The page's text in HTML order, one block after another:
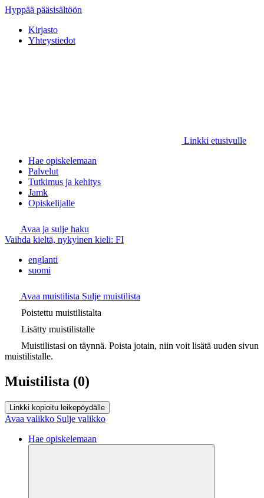
Hyppää pääsisältöön
Kirjasto
Yhteystiedot
Linkki etusivulle
Hae opiskelemaan
Palvelut
Tutkimus ja kehitys
Jamk
Opiskelijalle
Avaa ja sulje haku
Vaihda kieltä, nykyinen kieli: FI
englanti
suomi
Avaa muistilista Sulje muistilista
Poistettu muistilistalta
Lisätty muistilistalle
Muistilistasi on täynnä. Poista jotain, niin voit lisätä uuden sivun
muistilistalle.
Muistilista (0)
Linkki kopioitu leikepöydälle
Avaa valikko Sulje valikko
Hae opiskelemaan